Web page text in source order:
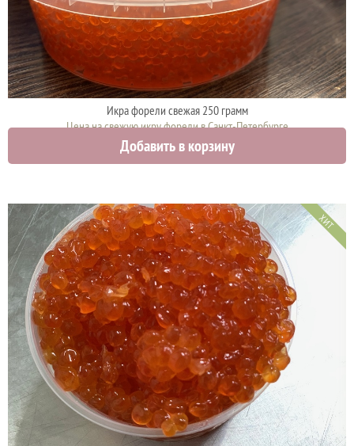
Икра форели свежая 250 грамм
Цена на свежую икру форели в Санкт-Петербурге
2375 руб.
Добавить в корзину
ХИТ